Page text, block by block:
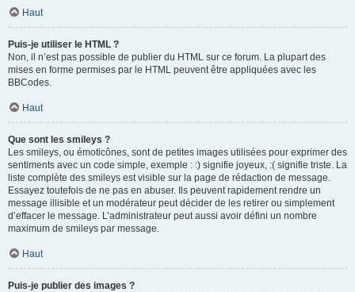
Haut
Puis-je utiliser le HTML ?
Non, il n’est pas possible de publier du HTML sur ce forum. La plupart des
mises en forme permises par le HTML peuvent être appliquées avec les
BBCodes.
Haut
Que sont les smileys ?
Les smileys, ou émoticônes, sont de petites images utilisées pour exprimer des
sentiments avec un code simple, exemple : :) signifie joyeux, :( signifie triste. La
liste complète des smileys est visible sur la page de rédaction de message.
Essayez toutefois de ne pas en abuser. Ils peuvent rapidement rendre un
message illisible et un modérateur peut décider de les retirer ou simplement
d’effacer le message. L’administrateur peut aussi avoir défini un nombre
maximum de smileys par message.
Haut
Puis-je publier des images ?